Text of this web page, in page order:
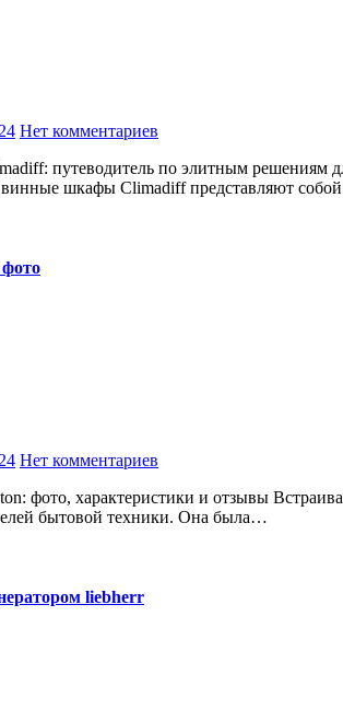
Нет комментариев
шкафы Climadiff представляют
Нет комментариев
бытовой техники. Она была…
liebherr